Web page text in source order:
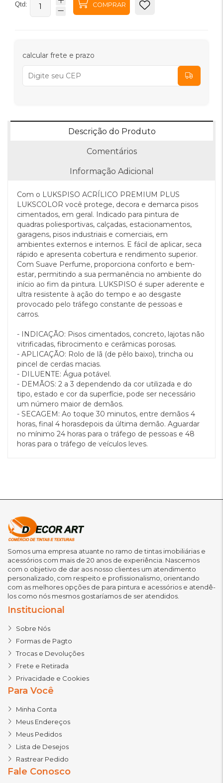
Qtd: COMPRAR
calcular frete e prazo
Descrição do Produto
Comentários
Informação Adicional
Com o LUKSPISO ACRÍLICO PREMIUM PLUS
LUKSCOLOR você protege, decora e demarca pisos
cimentados, em geral. Indicado para pintura de
quadras poliesportivas, calçadas, estacionamentos,
garagens, pisos industriais e comerciais, em
ambientes externos e internos. E fácil de aplicar, seca
rápido e apresenta cobertura e rendimento superior.
Com Suave Perfume, proporciona conforto e bem-
estar, permitindo a sua permanência no ambiente do
início ao fim da pintura. LUKSPISO é super aderente e
ultra resistente à ação do tempo e ao desgaste
provocado pelo tráfego constante de pessoas e
carros.
- INDICAÇÃO: Pisos cimentados, concreto, lajotas não
vitrificadas, fibrocimento e cerâmicas porosas.
- APLICAÇÃO: Rolo de lã (de pêlo baixo), trincha ou
pincel de cerdas macias.
- DILUENTE: Água potável.
- DEMÃOS: 2 a 3 dependendo da cor utilizada e do
tipo, estado e cor da superfície, pode ser necessário
um número maior de demãos.
- SECAGEM: Ao toque 30 minutos, entre demãos 4
horas, final 4 horasdepois da última demão. Aguardar
no mínimo 24 horas para o tráfego de pessoas e 48
horas para o tráfego de veículos leves.
Somos uma empresa atuante no ramo de tintas imobiliárias e
acessórios com mais de 20 anos de experiência. Nascemos
com o objetivo de dar aos nosso clientes um atendimento
personalizado, com respeito e profissionalismo, orientando
com as melhores opções de para pintura e acessórios e atendê-
los como nós mesmos gostaríamos de ser atendidos.
Institucional
Sobre Nós
Formas de Pagto
Trocas e Devoluções
Frete e Retirada
Privacidade e Cookies
Para Você
Minha Conta
Meus Endereços
Meus Pedidos
Lista de Desejos
Rastrear Pedido
Fale Conosco